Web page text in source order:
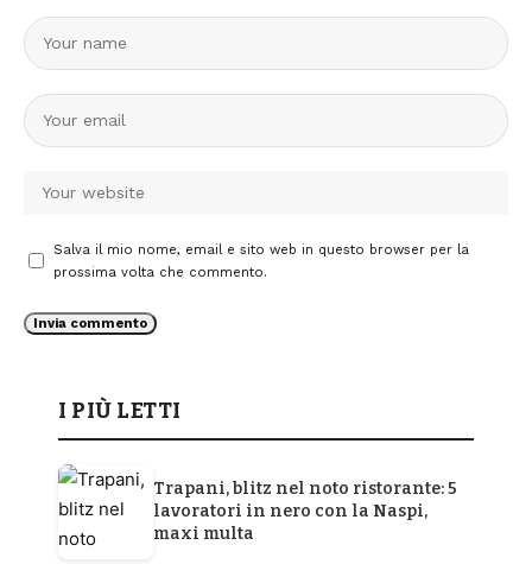
Salva il mio nome, email e sito web in questo browser per la
prossima volta che commento.
I PIÙ LETTI
Trapani, blitz nel noto ristorante: 5
lavoratori in nero con la Naspi,
maxi multa